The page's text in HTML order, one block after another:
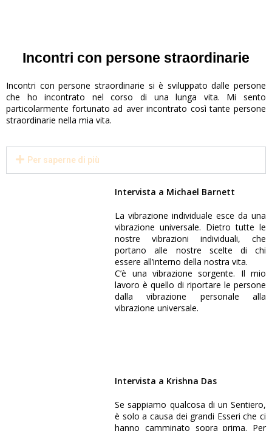
Incontri con persone straordinarie
Incontri con persone straordinarie si è sviluppato dalle persone
che ho incontrato nel corso di una lunga vita. Mi sento
particolarmente fortunato ad aver incontrato così tante persone
straordinarie nella mia vita.
Per saperne di più
Intervista a Michael Barnett
La vibrazione individuale esce da una
vibrazione universale. Dietro tutte le
nostre vibrazioni individuali, che
portano alle nostre scelte di chi
essere all’interno della nostra vita.
C’è una vibrazione sorgente. Il mio
lavoro è quello di riportare le persone
dalla vibrazione personale alla
vibrazione universale.
Intervista a Krishna Das
Se sappiamo qualcosa di un Sentiero,
è solo a causa dei grandi Esseri che ci
hanno camminato sopra prima. Per